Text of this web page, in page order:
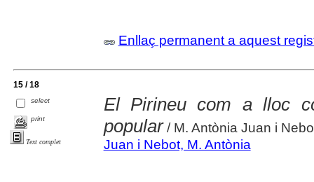
Enllaç permanent a aquest
15 / 18
select
print
Text complet
El Pirineu com a lloc
popular/ M. Antònia Juan i
Juan i Nebot, M. Antònia